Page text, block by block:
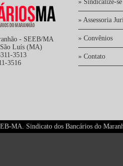
- SEEB/MA
Luís (MA)
3513
3516
» Sindicalize-se
» Assessoria
» Convênios
» Contato
MA. Sindicato dos Bancários do